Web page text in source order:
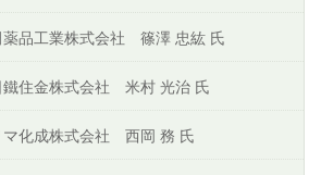
品工業株式会社 篠澤 忠紘 氏
住金株式会社 米村 光治 氏
化成株式会社 西岡 務 氏